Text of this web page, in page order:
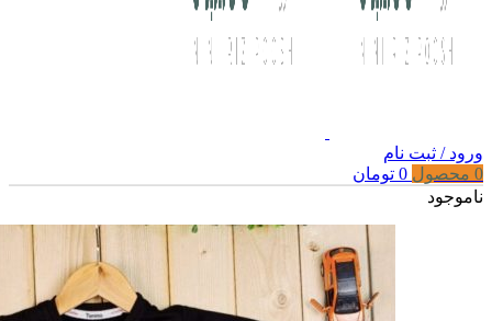
ورود / ثبت نام
0 محصول 0 تومان
ناموجود